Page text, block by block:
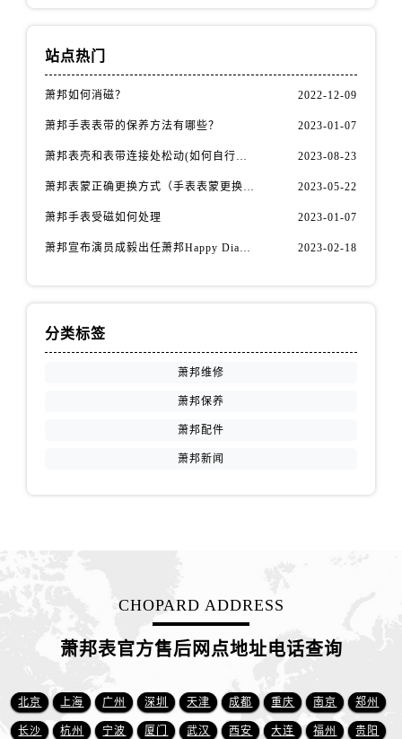
安徽省铜陵市铜官区石城大道萧邦售后服务中心（需提前预约）
江苏省常州市新北区龙锦路1590号现代传媒中心5号楼10层1008室萧邦售后服务中心（需提前预约）
江苏省连云港市海州区通灌北路萧邦售后服务中心（需提前预约）
江西省新余市渝水区北湖西路萧邦售后服务中心（需提前预约）
江西省宜春市袁州区中山中路萧邦售后服务中心（需提前预约）
站点热门
萧邦如何消磁？ 2022-12-09
萧邦手表表带的保养方法有哪些？ 2023-01-07
萧邦表壳和表带连接处松动(如何自行修复) 2023-08-23
萧邦表蒙正确更换方式（手表表蒙更换知识） 2023-05-22
萧邦手表受磁如何处理 2023-01-07
萧邦宣布演员成毅出任萧邦Happy Diamonds系列品牌大使 2023-02-18
分类标签
萧邦维修
萧邦保养
萧邦配件
萧邦新闻
CHOPARD ADDRESS
萧邦表官方售后网点地址电话查询
北京 上海 广州 深圳 天津 成都 重庆 南京 郑州
长沙 杭州 宁波 厦门 武汉 西安 大连 福州 贵阳